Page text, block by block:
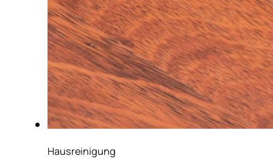
Hausreinigung